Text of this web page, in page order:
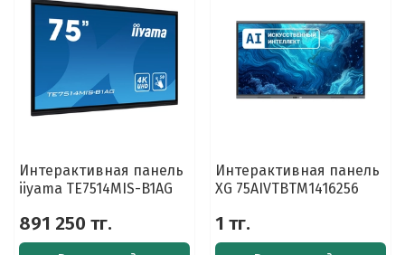
Интерактивная панель
iiyama TE7514MIS-B1AG
891 250 тг.
Интерактивная панель
XG 75AIVTBTM1416256
1 тг.